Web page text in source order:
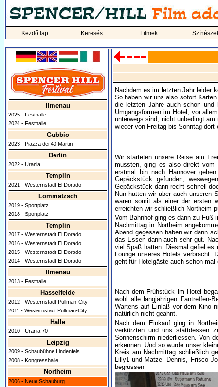
Kezdő lap Keresés Filmek
Ilmenau
2025 - Festhalle
2024 - Festhalle
Gubbio
2023 - Piazza dei 40 Martiri
Berlin
2022 - Urania
Templin
2021 - Westernstadt El Dorado
Lommatzsch
2019 - Sportplatz
2018 - Sportplatz
Templin
2017 - Westernstadt El Dorado
2016 - Westernstadt El Dorado
2015 - Westernstadt El Dorado
2014 - Westernstadt El Dorado
Ilmenau
2013 - Festhalle
Hasselfelde
2012 - Westernstadt Pullman-City
2011 - Westernstadt Pullman-City
Halle
2010 - Urania 70
Leipzig
2009 - Schaubühne Lindenfels
2008 - Kongresshalle
Northeim
2006 - Neue Schauburg
Nachdem es im letzten Jahr leider
So haben wir uns also sofort
die letzten Jahre auch schon und
Umgangsformen im Hotel, vor
unterwegs sind, nicht unbedingt
wieder von Freitag bis Sonntag
Wir starteten unsere Reise am
mussten, ging es also direkt vom
erstmal bin nach Hannover
Gepäckstück gefunden,
Gepäckstück dann recht schnell
Nun hatten wir aber auch unseren
waren somit als einer der ersten
erreichten wir schließlich Northeim
Vom Bahnhof ging es dann zu Fuß
Nachmittag in Northeim
Abend gegessen haben wir dann
das Essen dann auch sehr gut.
viel Spaß hatten. Diesmal gefiel es
Lounge unseres Hotels verbracht.
geht für Hotelgäste auch schon mal
Nach dem Frühstück im Hotel
wohl alle langjährigen Fantreffen-
Wartens auf Einlaß vor dem Kino
natürlich nicht geahnt.
Nach dem Einkauf ging in
verkürzten und uns stattdessen
Sonnenschirm niederliessen. Von
erkennen. Und so wurde unser
Kreis am Nachmittag schließlich
Lilly1 und Matze, Dennis, Frisco
begrüssen.